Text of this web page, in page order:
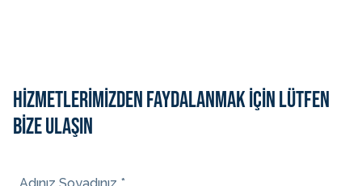
HİZMETLERİMİZDEN FAYDALANMAK İÇİN LÜTFEN
BİZE ULAŞIN